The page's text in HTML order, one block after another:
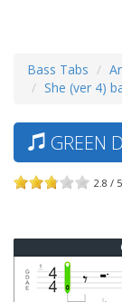
Bass Tabs
She (ver 4)
GREEN
2.8 /